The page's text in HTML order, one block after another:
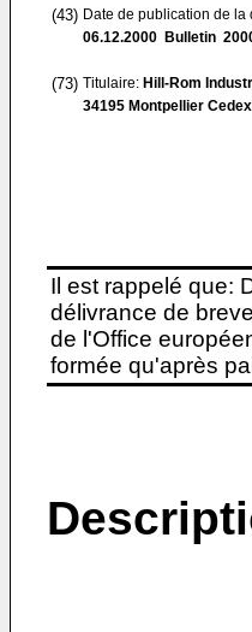
(43) Date de publication de la
06.12.2000 Bulletin
(73) Titulaire: Hill-Rom
34195 Montpellier
Il est rappelé que:
délivrance de
de l'Office
formée qu'après